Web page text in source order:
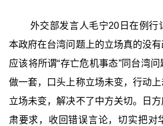
外交部发言人毛宁20日在例行
本政府在台湾问题上的立场真的没
应该将所谓“存亡危机事态”同台湾
做一套，口头上称立场未变，行动
立场未变，解决不了中方关切。日
肃要求，收回错误言论，切实把对